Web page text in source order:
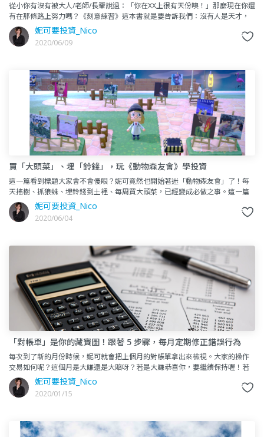
從小你有沒有被大人/老師/長輩說過：「你在XX上很有天份噢！」那麼現在你還
有在那條路上努力嗎？《刻意練習》這本書就是要告訴我們：沒有人是天才，
所有的成就都是練出來的！我會分為四個部分來探討：三大種類練
妮可要投資_Nico
2020/06/09
買「大頭菜」、埋「鈴錢」，玩《動物森友會》學投資
這一篇看到標題大家會不會傻眼？妮可竟然也開始著迷「動物森友會」了！每
天搖樹、抓狼蛛、埋鈴錢到土裡、每周買大頭菜，已經變成必做之事。這一篇
我想來跟大家探討：透過《動物森友會》的遊戲，不只是改改島，其實可
妮可要投資_Nico
2020/06/04
「對帳單」是你的藏寶圖！跟著 5 步驟，每月定期修正錯誤行為
每次到了新的月份時候，妮可就會把上個月的對帳單拿出來檢視。大家的操作
交易如何呢？這個月是大賺還是大賠呀？若是大賺恭喜你，要繼續保持喔！若
是大賠的話，跟著這 5 步驟，教你找出最關鍵的賠錢原因。這一篇跟
妮可要投資_Nico
2020/01/15